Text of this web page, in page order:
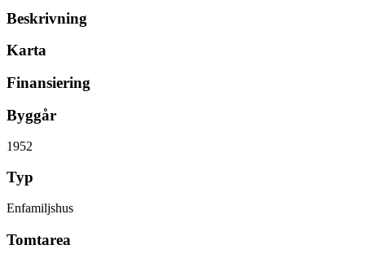
Beskrivning
Karta
Finansiering
Byggår
1952
Typ
Enfamiljshus
Tomtarea